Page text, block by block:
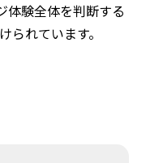
体験全体を判断する
れています。